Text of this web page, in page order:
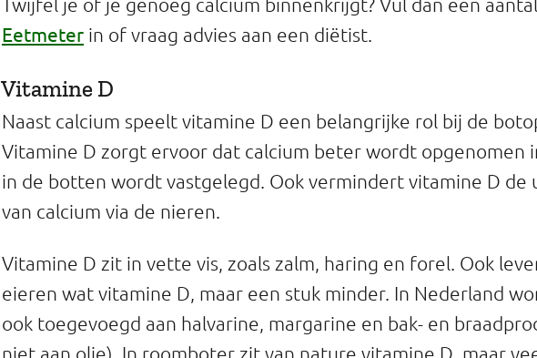
Eetmeter in of vraag advies aan een diëtist.
Vitamine D
Naast calcium speelt vitamine D een belangrijke rol bij de
Vitamine D zorgt ervoor dat calcium beter wordt opgenomen
in de botten wordt vastgelegd. Ook vermindert vitamine D de
van calcium via de nieren.
Vitamine D zit in vette vis, zoals zalm, haring en forel. Ook
eieren wat vitamine D, maar een stuk minder. In Nederland
ook toegevoegd aan halvarine, margarine en bak- en
niet aan olie). In roomboter zit van nature vitamine D, maar